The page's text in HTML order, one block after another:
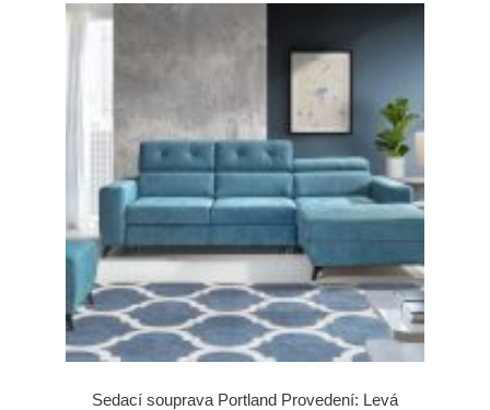
Sedací souprava Portland Provedení: Levá